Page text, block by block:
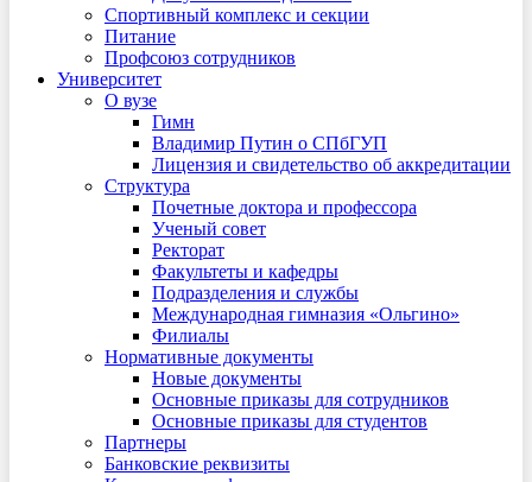
Спортивный комплекс и секции
Питание
Профсоюз сотрудников
Университет
О вузе
Гимн
Владимир Путин о СПбГУП
Лицензия и свидетельство об аккредитации
Структура
Почетные доктора и профессора
Ученый совет
Ректорат
Факультеты и кафедры
Подразделения и службы
Международная гимназия «Ольгино»
Филиалы
Нормативные документы
Новые документы
Основные приказы для сотрудников
Основные приказы для студентов
Партнеры
Банковские реквизиты